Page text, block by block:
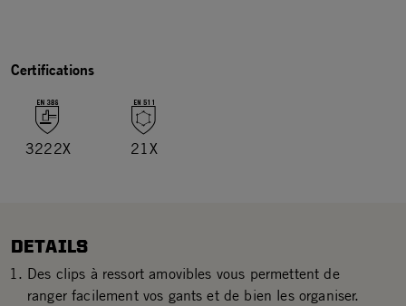
Certifications
3222X 21X
DETAILS
Des clips à ressort amovibles vous permettent de
ranger facilement vos gants et de bien les organiser.